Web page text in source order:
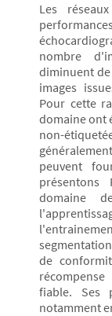
Les
nombre
diminuent
images
Pour cette
domaine ont
non-
peuvent
présentons
domaine
de
fiable. Ses
notamment